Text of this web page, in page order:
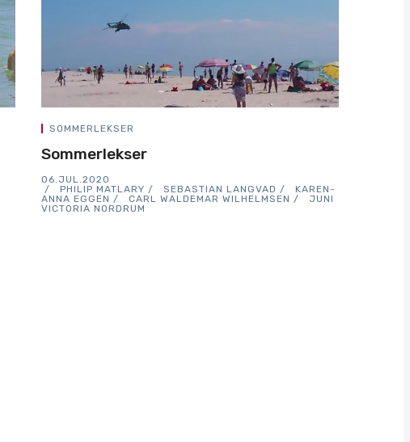
SOMMERLEKSER
Sommerlekser
06.JUL.2020
PHILIP MATLARY
SEBASTIAN LANGVAD
KAREN-
ANNA EGGEN
CARL WALDEMAR WILHELMSEN
JUNI
VICTORIA NORDRUM